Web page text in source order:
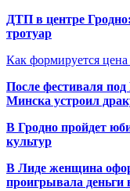
ДТП в центре
тротуар
Как формируется
После фестиваля
Минска устроил
В Гродно пройдет
культур
В Лиде женщина
проигрывала деньги